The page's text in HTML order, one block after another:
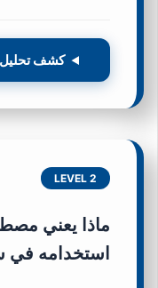
كشف تحليل
LEVEL 2
استخدامه في